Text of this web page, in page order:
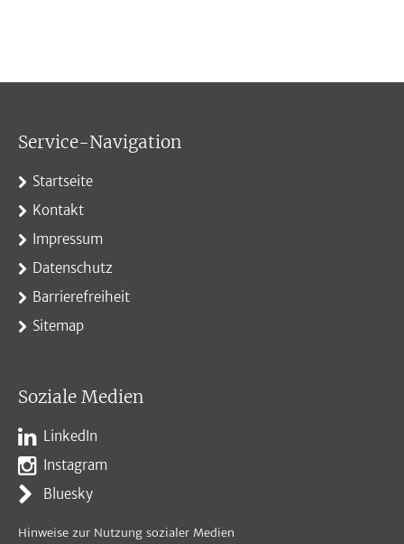
Service-Navigation
Startseite
Kontakt
Impressum
Datenschutz
Barrierefreiheit
Sitemap
Soziale Medien
LinkedIn
Instagram
Bluesky
Hinweise zur Nutzung sozialer Medien